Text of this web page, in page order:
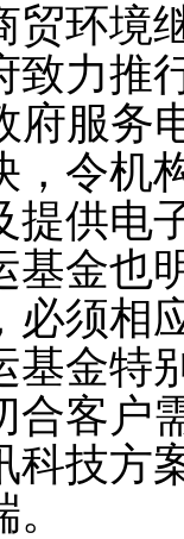
贸环境
致力推
府服务
，令机
提供电
基金也
必须相
基金特
合客户
科技方